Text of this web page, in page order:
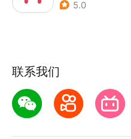
5.0
联系我们